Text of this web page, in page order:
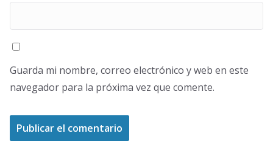
Guarda mi nombre, correo electrónico y web en este
navegador para la próxima vez que comente.